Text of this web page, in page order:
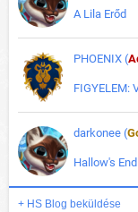
A Lila Erőd
PHOENIX (
FIGYELEM:
darkonee (
Hallow's
+ HS Blog beküldése